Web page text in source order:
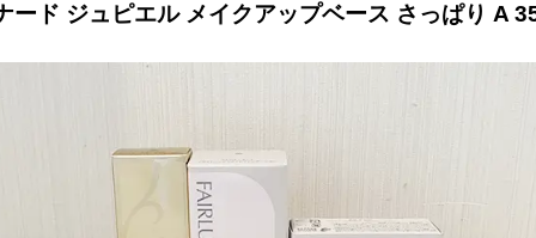
ード ジュピエル メイクアップベース さっぱり A